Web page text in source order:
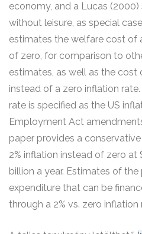
economy, and a Lucas
without leisure, as special
estimates the welfare cost of
of zero, for comparison to
estimates, as well as the cost
instead of a zero inflation
rate is specified as the US
Employment Act
paper provides a
2% inflation instead of zero at
billion a year. Estimates of
expenditure that can be
through a 2% vs. zero